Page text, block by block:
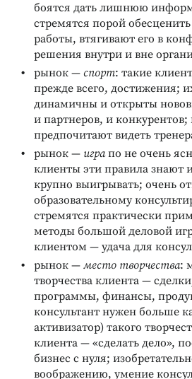
боятся дать лишнюю
стремятся порой обесценить
работы, втягивают его в
решения внутри и вне
рынок — спорт: такие
прежде всего, достижения;
динамичны и открыты
и партнеров, и конкурентов;
предпочитают видеть
рынок — играпо не очень
клиенты эти правила знают
крупно выигрывать; очень
образовательному
стремятся практически
методы большой деловой
клиентом — удача для
рынок — место творчества:
творчества клиента —
программы, финансы,
консультант нужен больше
активизатор) такого
клиента — «сделать дело»,
бизнес с нуля;
воображению, умение